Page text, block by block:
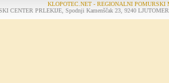
KLOPOTEC.NET - REGIONALNI POMURSKI
CENTER PRLEKIJE, Spodnji Kamenščak 23, 9240